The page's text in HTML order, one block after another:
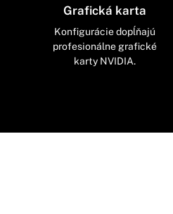
Grafická karta
Konfigurácie dopĺňajú
profesionálne grafické
karty NVIDIA.